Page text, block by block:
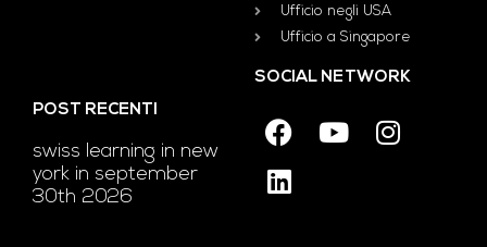
Ufficio negli USA
Ufficio a Singapore
POST RECENTI
swiss learning in new
york in september
30th 2026
SOCIAL NETWORK